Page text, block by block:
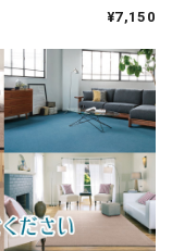
く遊び毛出にくい素
い♪ 波紋のような上
質感のあるテクスチ
ャー 無地 ループ カー
ペット全3色 防炎ラベ
ル付『アスボニ
ー/BNI』
¥7,150